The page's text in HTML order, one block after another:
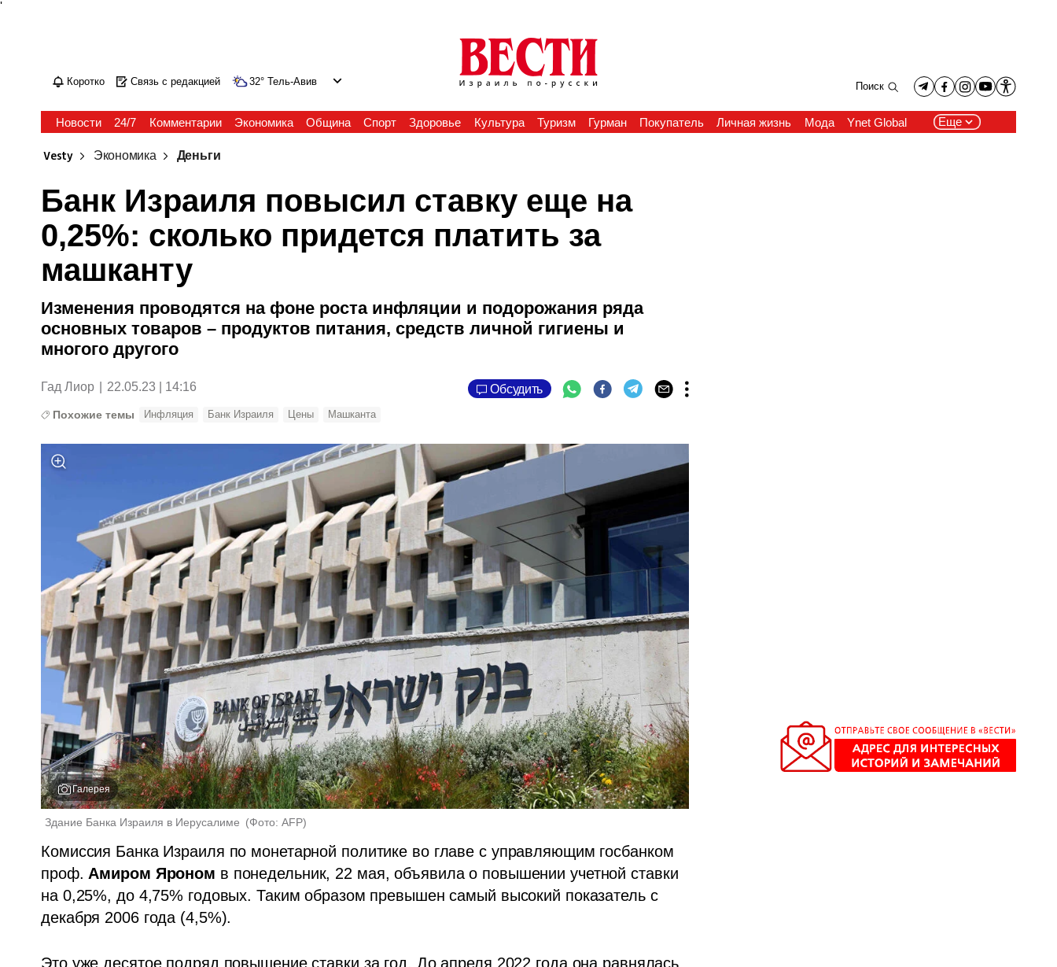
'
Коротко Связь с редакцией 32° Тель-Авив Поиск
Новости 24/7 Комментарии Экономика Община Спорт Здоровье Культура Туризм Гурман Покупатель Личная жизнь Мода Ynet Global Еще
Vesty Экономика Деньги
Банк Израиля повысил ставку еще на
0,25%: сколько придется платить за
машканту
Изменения проводятся на фоне роста инфляции и подорожания ряда
основных товаров – продуктов питания, средств личной гигиены и
многого другого
Гад Лиор 22.05.23 | 14:16 Обсудить
Похожие темы Инфляция Банк Израиля Цены Машканта
Галерея
Здание Банка Израиля в Иерусалиме (Фото: AFP)
Комиссия Банка Израиля по монетарной политике во главе с управляющим госбанком
проф. Амиром Яроном в понедельник, 22 мая, объявила о повышении учетной ставки
на 0,25%, до 4,75% годовых. Таким образом превышен самый высокий показатель с
декабря 2006 года (4,5%).
Это уже десятое подряд повышение ставки за год. До апреля 2022 года она равнялась